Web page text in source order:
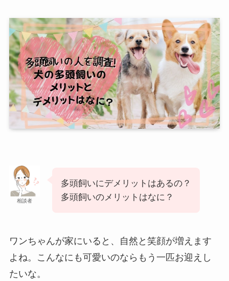
相談者
多頭飼いにデメリットはあるの？
多頭飼いのメリットはなに？
ワンちゃんが家にいると、自然と笑顔が増えます
よね。こんなにも可愛いのならもう一匹お迎えし
たいな。